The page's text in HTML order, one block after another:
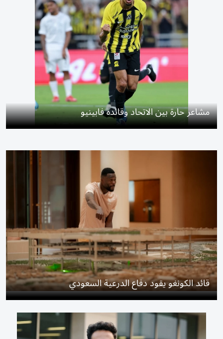
مشاعر حارة بين الاتحاد وقائده فابينيو
قائد الكونغو يقود دفاع الدرعية السعودي